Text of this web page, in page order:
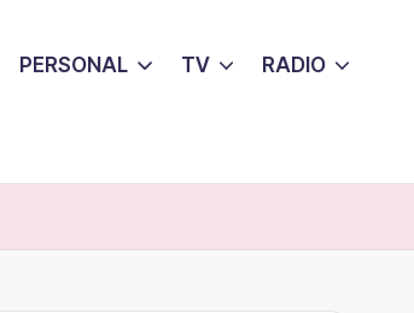
PERSONAL TV RADIO